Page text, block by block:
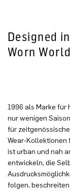
Designed
Worn
1996 als Marke für
nur wenigen
für
Wear-Kollektionen
ist urban und nah
entwickeln, die
folgen,